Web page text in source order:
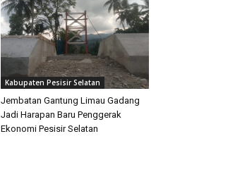
Kabupaten Pesisir Selatan
Jembatan Gantung Limau Gadang
Jadi Harapan Baru Penggerak
Ekonomi Pesisir Selatan